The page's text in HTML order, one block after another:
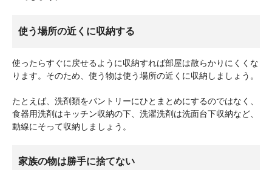
使う場所の近くに収納する
使ったらすぐに戻せるように収納すれば部屋は散らかりにくくな
ります。そのため、使う物は使う場所の近くに収納しましょう。
たとえば、洗剤類をパントリーにひとまとめにするのではなく、
食器用洗剤はキッチン収納の下、洗濯洗剤は洗面台下収納など、
動線にそって収納しましょう。
家族の物は勝手に捨てない